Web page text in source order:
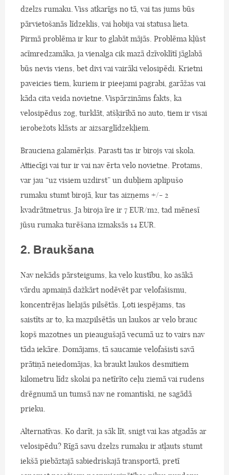
dzelzs rumaku. Viss atkarīgs no tā, vai tas jums būs
pārvietošanās līdzeklis, vai hobija vai statusa lieta.
Pirmā problēma ir kur to glabāt mājās. Problēma kļūst
acīmredzamāka, ja vienalga cik mazā dzīvoklītī jāglabā
būs nevis viens, bet divi vai vairāki velosipēdi. Krietni
paveicies tiem, kuriem ir pieejami pagrabi, garāžas vai
kāda cita veida novietne. Vispārzināms fakts, ka
velosipēdus zog, turklāt, atšķirībā no auto, tiem ir visai
ierobežots klāsts ar aizsarglīdzekļiem.
Brauciena galamērķis. Parasti tas ir birojs vai skola.
Attiecīgi vai tur ir vai nav ērta velo novietne. Protams,
var jau “uz visiem uzdirst” un dubļiem aplipušo
rumaku stumt birojā, kur tas aizņems +/- 2
kvadrātmetrus. Ja biroja īre ir 7 EUR/m2, tad mēnesī
jūsu rumaka turēšana izmaksās 14 EUR.
2. Braukšana
Nav nekāds pārsteigums, ka velo kustību, ko asākā
vārdu apmaiņā dažkārt nodēvēt par velofašismu,
koncentrējas lielajās pilsētās. Ļoti iespējams, tas
saistīts ar to, ka mazpilsētās un laukos ar velo brauc
kopš mazotnes un pieaugušajā vecumā uz to vairs nav
tāda iekāre. Domājams, tā saucamie velofašisti savā
prātiņā neiedomājas, ka braukt laukos desmitiem
kilometru līdz skolai pa netīrīto ceļu ziemā vai rudens
drēgnumā un tumsā nav ne romantiski, ne sagādā
prieku.
Alternatīvas. Ko darīt, ja sāk līt, snigt vai kas atgadās ar
velosipēdu? Rīgā savu dzelzs rumaku ir atļauts stumt
iekšā piebāztajā sabiedriskajā transportā, pretī